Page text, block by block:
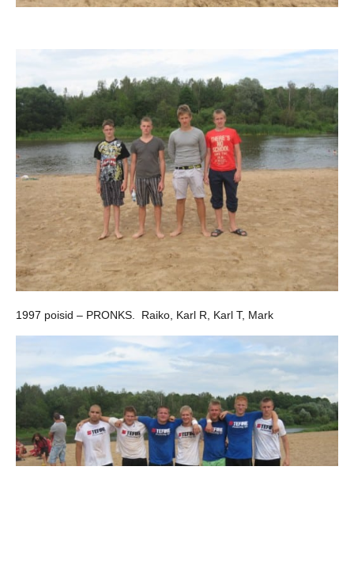
1997 poisid – PRONKS. Raiko, Karl R, Karl T, Mark